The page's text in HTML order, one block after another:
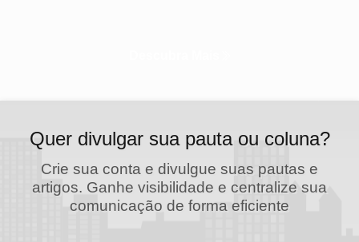
Quer divulgar sua pauta ou coluna?
Crie sua conta e divulgue suas pautas e
artigos. Ganhe visibilidade e centralize sua
comunicação de forma eficiente